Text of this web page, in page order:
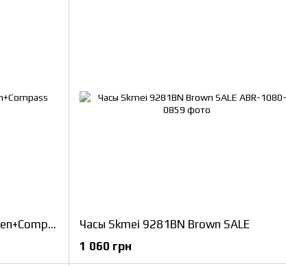
Часы Skmei 1427AG Army Green+Compass
Часы Skmei 9281BN Brown SALE
1 060 грн